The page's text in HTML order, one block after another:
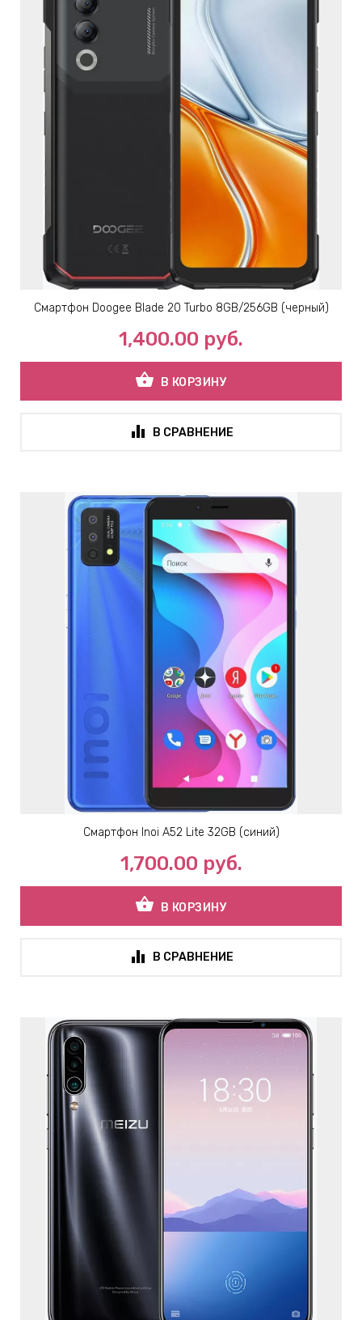
Смартфон Doogee Blade 20 Turbo 8GB/256GB (черный)
1,400.00 руб.
shopping_basket В КОРЗИНУ
В СРАВНЕНИЕ
Смартфон Inoi A52 Lite 32GB (синий)
1,700.00 руб.
shopping_basket В КОРЗИНУ
В СРАВНЕНИЕ